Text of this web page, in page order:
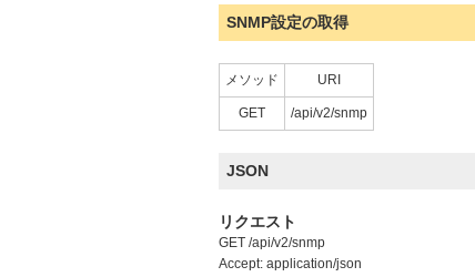
SNMP設定の取得
メソッド URI
GET /api/v2/snmp
JSON
リクエスト
GET /api/v2/snmp
Accept: application/json